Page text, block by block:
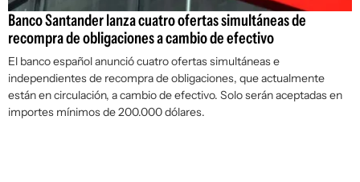
Banco Santander lanza cuatro ofertas simultáneas de
recompra de obligaciones a cambio de efectivo
El banco español anunció cuatro ofertas simultáneas e
independientes de recompra de obligaciones, que actualmente
están en circulación, a cambio de efectivo. Solo serán aceptadas en
importes mínimos de 200.000 dólares.